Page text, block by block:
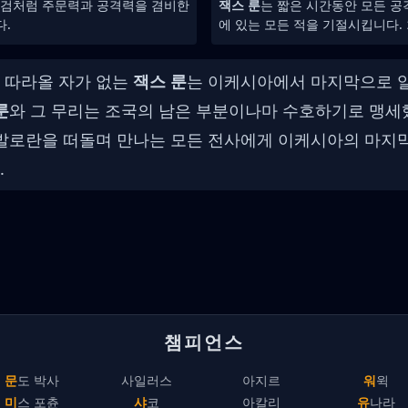
처럼 주문력과 공격력을 겸비한
.
잭스 룬는 짧은 시간동안 모든
에 있는 모든 적을 기절시킵니다
라올 자가 없는 잭스 룬는 이케시아에서 마지막으로
와 그 무리는 조국의 남은 부분이나마 수호하기로 맹
로란을 떠돌며 만나는 모든 전사에게 이케시아의 마지
챔피언스
문도 박사
미스 포츈
사일러스
샤코
아지르
아칼리
워윅
유나라